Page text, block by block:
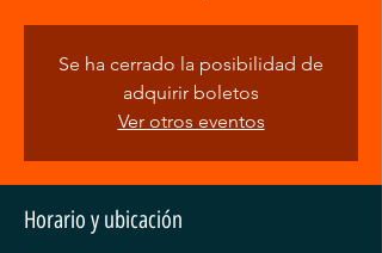
Se ha cerrado la posibilidad de
adquirir boletos
Ver otros eventos
Horario y ubicación